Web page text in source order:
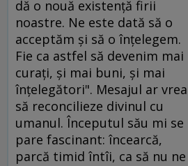
dă o nouă existenţă firii
noastre. Ne este dată să o
acceptăm şi să o înţelegem.
Fie ca astfel să devenim mai
curaţi, şi mai buni, şi mai
înţelegători". Mesajul ar vrea
să reconcilieze divinul cu
umanul. Începutul său mi se
pare fascinant: încearcă,
parcă timid întîi, ca să nu ne